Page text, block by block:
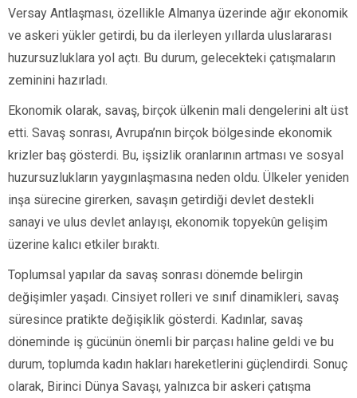
Versay Antlaşması, özellikle Almanya üzerinde ağır ekonomik
ve askeri yükler getirdi, bu da ilerleyen yıllarda uluslararası
huzursuzluklara yol açtı. Bu durum, gelecekteki çatışmaların
zeminini hazırladı.
Ekonomik olarak, savaş, birçok ülkenin mali dengelerini alt üst
etti. Savaş sonrası, Avrupa’nın birçok bölgesinde ekonomik
krizler baş gösterdi. Bu, işsizlik oranlarının artması ve sosyal
huzursuzlukların yaygınlaşmasına neden oldu. Ülkeler yeniden
inşa sürecine girerken, savaşın getirdiği devlet destekli
sanayi ve ulus devlet anlayışı, ekonomik topyekûn gelişim
üzerine kalıcı etkiler bıraktı.
Toplumsal yapılar da savaş sonrası dönemde belirgin
değişimler yaşadı. Cinsiyet rolleri ve sınıf dinamikleri, savaş
süresince pratikte değişiklik gösterdi. Kadınlar, savaş
döneminde iş gücünün önemli bir parçası haline geldi ve bu
durum, toplumda kadın hakları hareketlerini güçlendirdi. Sonuç
olarak, Birinci Dünya Savaşı, yalnızca bir askeri çatışma